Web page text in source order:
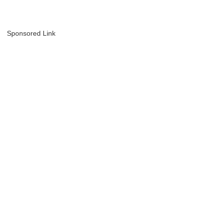
Sponsored Link